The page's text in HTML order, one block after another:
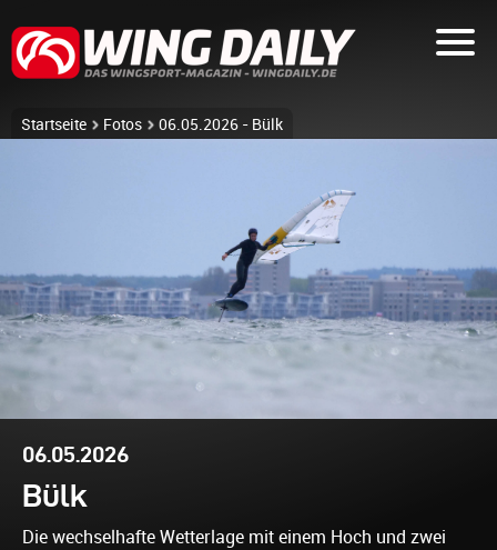
Startseite Fotos 06.05.2026 - Bülk
06.05.2026
Bülk
Die wechselhafte Wetterlage mit einem Hoch und zwei